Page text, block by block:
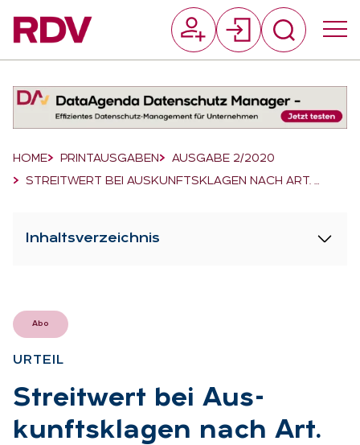
Breadcrumb-Navigation
HOME PRINTAUSGABEN
AUSGABE 2/2020
STREITWERT BEI AUSKUNFTSKLAGEN NACH ART. …
Inhaltsverzeichnis
Abo
UR­TEIL
:
Streit­wert bei Aus­
kunfts­kla­gen nach Art.